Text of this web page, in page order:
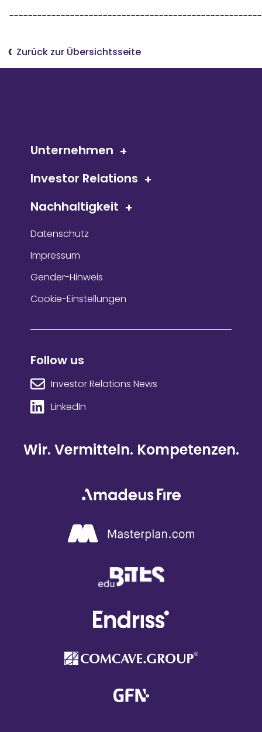
Zurück zur Übersichtsseite
Unternehmen
Investor Relations
Nachhaltigkeit
Follow us
Investor Relations News
LinkedIn
Wir. Vermitteln. Kompetenzen.
Datenschutz
Impressum
Gender-Hinweis
Cookie-Einstellungen